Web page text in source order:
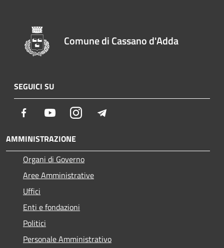
Comune di Cassano d'Adda
SEGUICI SU
Facebook YoutubeInstagram
AMMINISTRAZIONE
Organi di Governo
Aree Amministrative
Uffici
Enti e fondazioni
Politici
Personale Amministrativo